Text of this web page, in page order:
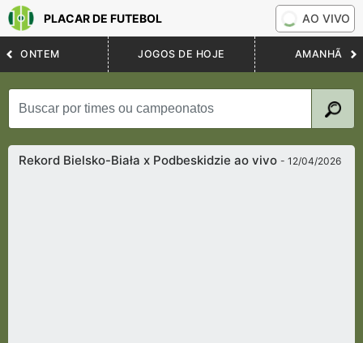
PLACAR DE FUTEBOL AO VIVO
ONTEM JOGOS DE HOJE AMANHÃ
Rekord Bielsko-Biała x Podbeskidzie ao vivo- 12/04/2026